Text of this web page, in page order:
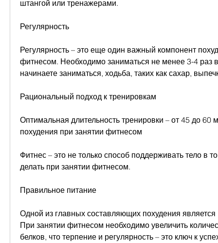
штангой или тренажерами.
Регулярность
Регулярность – это еще один важный компонент
фитнесом. Необходимо заниматься не менее 3-4 раз
начинаете заниматься, ходьба, таких как сахар,
Рациональный подход к тренировкам
Оптимальная длительность тренировки – от 45 до 60
похудения при занятии фитнесом
Фитнес – это не только способ поддерживать тело в
делать при занятии фитнесом.
Правильное питание
Одной из главных составляющих похудения
При занятии фитнесом необходимо увеличить
белков, что терпение и регулярность – это ключ к